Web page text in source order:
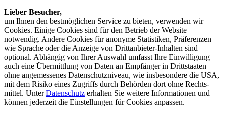
Lieber Besucher,
um Ihnen den best­möglichen Service zu bieten, verwenden wir
Cookies. Einige Cookies sind für den Betrieb der Website
notwendig. Andere Cookies für anonyme Statistiken, Präferenzen
wie Sprache oder die Anzeige von Dritt­anbieter-Inhalten sind
optional. Abhängig von Ihrer Auswahl umfasst Ihre Einwilligung
auch eine Übermittlung von Daten an Empfänger in Drittstaaten
ohne angemessenes Daten­schutz­niveau, wie insbesondere die USA,
mit dem Risiko eines Zugriffs durch Behörden dort ohne Rechts­
mittel. UnterDatenschutz erhalten Sie weitere Informationen und
können jederzeit die Einstellungen für Cookies anpassen.